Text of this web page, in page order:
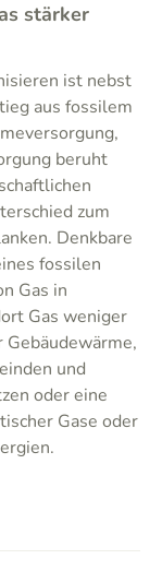
stärker
ist nebst
aus fossilem
beruht
zum
Denkbare
fossilen
Gas in
Gas weniger
und
oder eine
Gase oder